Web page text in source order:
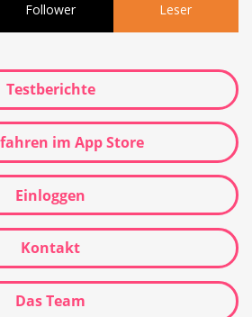
Follower Leser
Testberichte
im App Store
Einloggen
Kontakt
Das Team